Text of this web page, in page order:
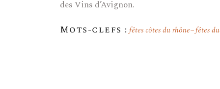
des Vins d’Avignon.
Mots-clefs : fêtes côtes du rhône fêtes